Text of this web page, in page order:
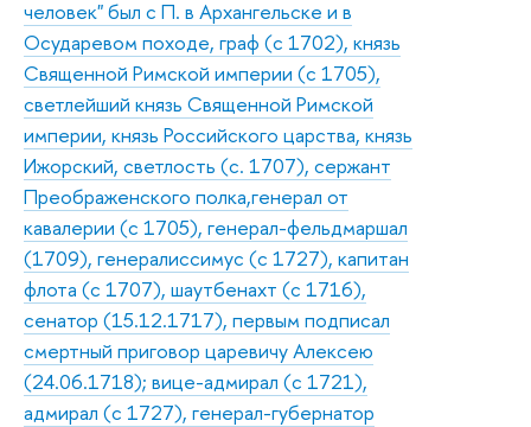
человек" был с П. в Архангельске и в
Осударевом походе, граф (с 1702), князь
Священной Римской империи (с 1705),
светлейший князь Священной Римской
империи, князь Российского царства, князь
Ижорский, светлость (с. 1707), сержант
Преображенского полка,генерал от
кавалерии (с 1705), генерал-фельдмаршал
(1709), генералиссимус (с 1727), капитан
флота (с 1707), шаутбенахт (с 1716),
сенатор (15.12.1717), первым подписал
смертный приговор царевичу Алексею
(24.06.1718); вице-адмирал (с 1721),
адмирал (с 1727), генерал-губернатор